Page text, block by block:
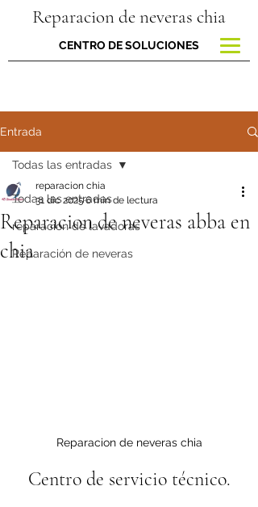
Reparacion de neveras chia
CENTRO DE SOLUCIONES
Entrada
Todas las entradas
reparacion de lavadoras
Reparación de neveras
Todas las entradas
Reparacion de neveras abba en
chia
reparacion chia
31 dic 20256 min de lectura
Reparacion de neveras chia
Centro de servicio técnico.